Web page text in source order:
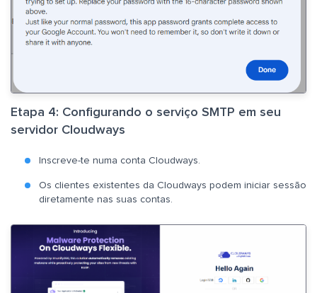
Etapa 4: Configurando o serviço SMTP em seu
servidor Cloudways
Inscreve-te numa conta Cloudways.
Os clientes existentes da Cloudways podem iniciar sessão
diretamente nas suas contas.